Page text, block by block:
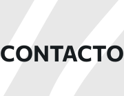
CONTACTO